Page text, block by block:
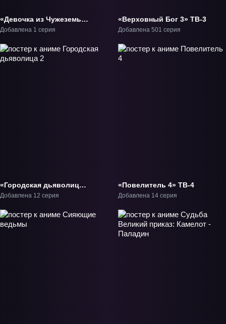
«Девочка из Чужеземья»
Фильм-1
Добавлена 1 серия
«Верховный Бог 3» ТВ-3
Добавлена 501 серия
«Городская дьяволица
2» ТВ-2
Добавлена 12 серия
«Повелитель 4» ТВ-4
Добавлена 14 серия